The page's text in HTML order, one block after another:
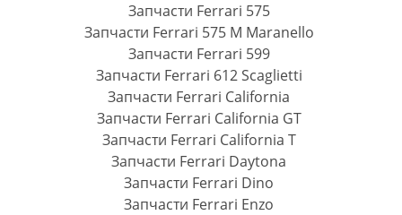
Запчасти Ferrari 575
Запчасти Ferrari 575 M Maranello
Запчасти Ferrari 599
Запчасти Ferrari 612 Scaglietti
Запчасти Ferrari California
Запчасти Ferrari California GT
Запчасти Ferrari California T
Запчасти Ferrari Daytona
Запчасти Ferrari Dino
Запчасти Ferrari Enzo